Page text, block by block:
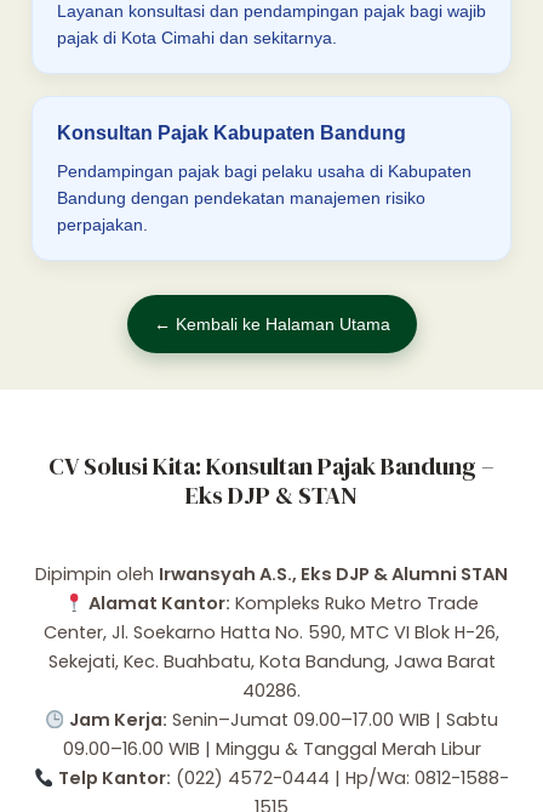
Layanan konsultasi dan pendampingan pajak bagi wajib
pajak di Kota Cimahi dan sekitarnya.
Konsultan Pajak Kabupaten Bandung
Pendampingan pajak bagi pelaku usaha di Kabupaten
Bandung dengan pendekatan manajemen risiko
perpajakan.
← Kembali ke Halaman Utama
CV Solusi Kita: Konsultan Pajak Bandung –
Eks DJP & STAN
Dipimpin oleh Irwansyah A.S., Eks DJP & Alumni STAN
Alamat Kantor: Kompleks Ruko Metro Trade
Center, Jl. Soekarno Hatta No. 590, MTC VI Blok H-26,
Sekejati, Kec. Buahbatu, Kota Bandung, Jawa Barat
40286.
Jam Kerja: Senin–Jumat 09.00–17.00 WIB | Sabtu
09.00–16.00 WIB | Minggu & Tanggal Merah Libur
Telp Kantor: (022) 4572-0444 | Hp/Wa: 0812-1588-